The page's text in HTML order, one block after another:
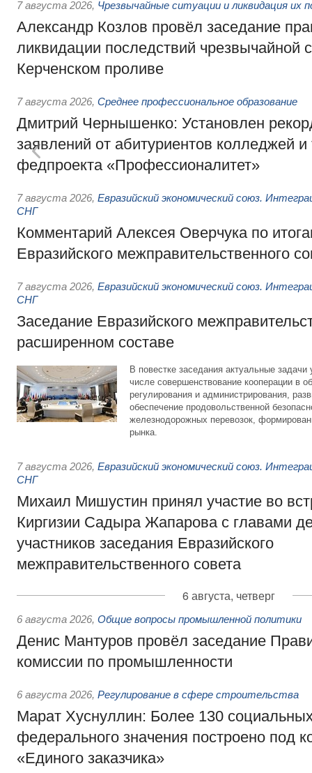
7 августа 2026, Чрезвычайные ситуации и ликвидация их
Александр Козлов провёл заседание
ликвидации последствий чрезвычайной
Керченском проливе
7 августа 2026, Среднее профессиональное образование
Дмитрий Чернышенко: Установлен
заявлений от абитуриентов колледжей и
федпроекта «Профессионалитет»
7 августа 2026, Евразийский экономический союз.
СНГ
Комментарий Алексея Оверчука по
Евразийского межправительственного
7 августа 2026, Евразийский экономический союз.
СНГ
Заседание Евразийского
расширенном составе
В повестке заседания актуальные задачи
числе совершенствование кооперации в
регулирования и администрирования,
обеспечение продовольственной
железнодорожных перевозок,
рынка.
7 августа 2026, Евразийский экономический союз.
СНГ
Михаил Мишустин принял участие во
Киргизии Садыра Жапарова с главами
участников заседания Евразийского
межправительственного совета
6 августа, четверг
6 августа 2026, Общие вопросы промышленной политики
Денис Мантуров провёл заседание
комиссии по промышленности
6 августа 2026, Регулирование в сфере строительства
Марат Хуснуллин: Более 130
федерального значения построено под
«Единого заказчика»